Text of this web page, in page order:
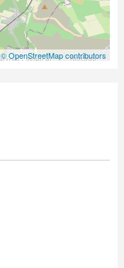
© OpenStreetMap contributors